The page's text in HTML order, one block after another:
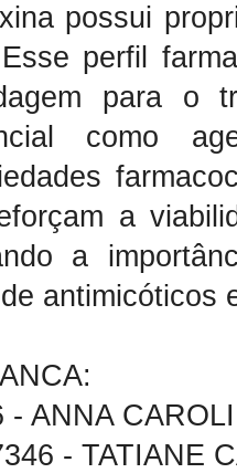
possui
perfil
para o
como
a
a
antimicóticos
- ANNA
- TATIANE